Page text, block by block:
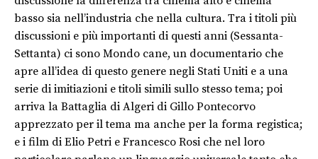
basso sia nell’industria che nella cultura. Tra i titoli più
discussioni e più importanti di questi anni (Sessanta-
Settanta) ci sono Mondo cane, un documentario che
apre all’idea di questo genere negli Stati Uniti e a una
serie di imitiazioni e titoli simili sullo stesso tema; poi
arriva la Battaglia di Algeri di Gillo Pontecorvo
apprezzato per il tema ma anche per la forma registica;
e i film di Elio Petri e Francesco Rosi che nel loro